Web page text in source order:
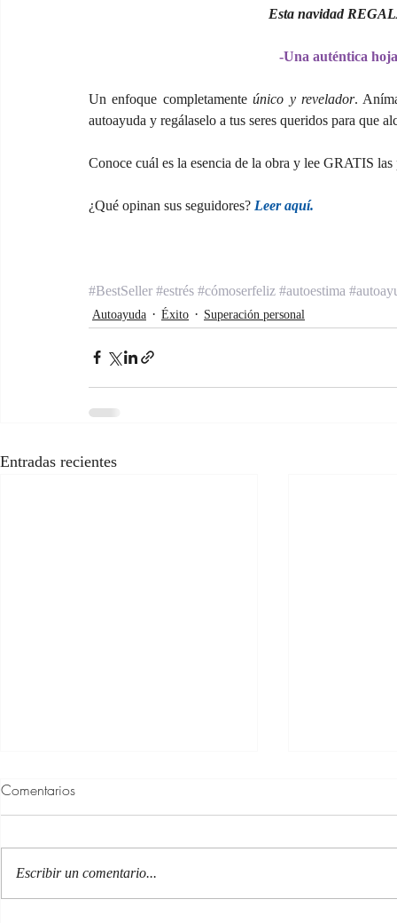
Esta navidad
-Una auténtica
Un enfoque completamente único y revelador.
autoayuda y regálaselo a tus seres queridos para que
Conoce cuál es la esencia de la obra y lee GRATIS
¿Qué opinan sus seguidores? Leer aquí.
#BestSeller #estrés #cómoserfeliz #autoestima
Autoayuda Éxito Superación personal
Entradas recientes
Comentarios
Escribir un comentario...